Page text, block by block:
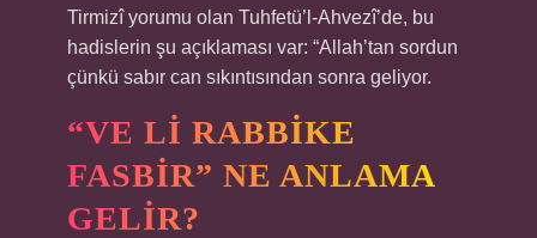
Tirmizî yorumu olan Tuhfetü’l-Ahvezî’de, bu
hadislerin şu açıklaması var: “Allah’tan sordun
çünkü sabır can sıkıntısından sonra geliyor.
“VE LI RABBIKE
FASBIR” NE ANLAMA
GELIR?